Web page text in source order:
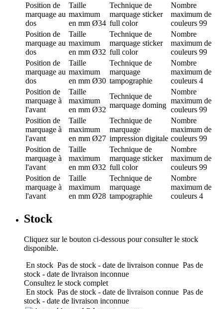
Position de
marquage au
dos
Taille
maximum
en mm Ø34
Technique de
marquage sticker
full color
Nombre
maximum de
couleurs 99
Position de
marquage au
dos
Taille
maximum
en mm Ø32
Technique de
marquage sticker
full color
Nombre
maximum de
couleurs 99
Position de
marquage au
dos
Taille
maximum
en mm Ø30
Technique de
marquage
tampographie
Nombre
maximum de
couleurs 4
Position de
marquage à
l'avant
Taille
maximum
en mm Ø32
Technique de
marquage doming
Nombre
maximum de
couleurs 99
Position de
marquage à
l'avant
Taille
maximum
en mm Ø27
Technique de
marquage
impression digitale
Nombre
maximum de
couleurs 99
Position de
marquage à
l'avant
Taille
maximum
en mm Ø32
Technique de
marquage sticker
full color
Nombre
maximum de
couleurs 99
Position de
marquage à
l'avant
Taille
maximum
en mm Ø28
Technique de
marquage
tampographie
Nombre
maximum de
couleurs 4
Stock
Cliquez sur le bouton ci-dessous pour consulter le stock
disponible.
En stock Pas de stock - date de livraison connue Pas de
stock - date de livraison inconnue
Consultez le stock complet
En stock Pas de stock - date de livraison connue Pas de
stock - date de livraison inconnue